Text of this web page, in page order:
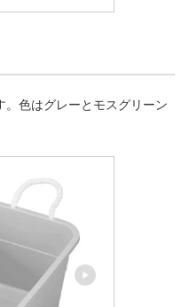
色はグレーとモスグリーン